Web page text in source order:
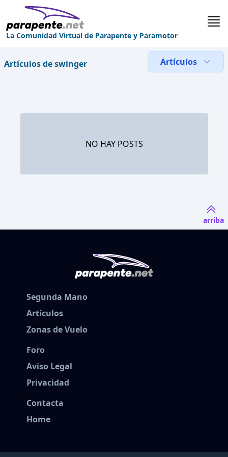
La Comunidad Virtual de Parapente y Paramotor
Artículos de swinger Artículos
NO HAY POSTS
arriba
Segunda Mano
Artículos
Zonas de Vuelo
Foro
Aviso Legal
Privacidad
Contacta
Home